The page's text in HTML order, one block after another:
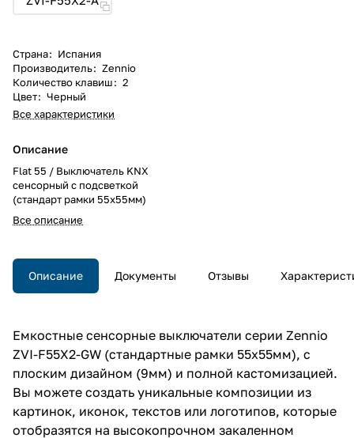
Страна: Испания
Производитель: Zennio
Количество клавиш: 2
Цвет: Черный
Все характеристики
Описание
Flat 55 / Выключатель KNX
сенсорный с подсветкой
(стандарт рамки 55x55мм)
Все описание
Описание Документы Отзывы
Емкостные сенсорные выключатели серии Zennio
ZVI-F55X2-GW (стандартные рамки 55х55мм), с
плоским дизайном (9мм) и полной кастомизацией.
Вы можете создать уникальные композиции из
картинок, иконок, текстов или логотипов, которые
отобразятся на высокопрочном закаленном